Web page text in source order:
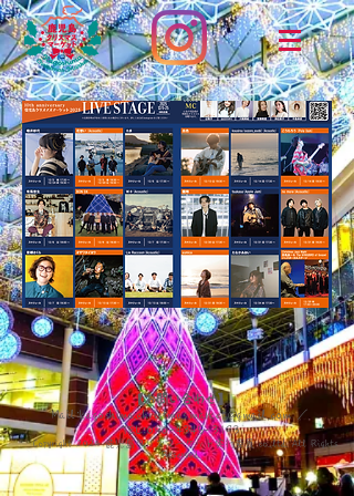
【お問い合わせ】
Mail:kagoshima.christmas.market@gmail.com／
TEL:090-4345-3193
Copyright 2024 鹿児島クリスマーケット実行委員 co.,ltd. All Rights
Reserved.